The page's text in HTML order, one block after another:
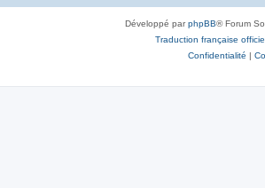
Développé parphpBB® Forum
Traduction française
Confidentialité |